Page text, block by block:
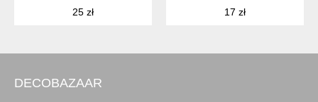
25 zł
17 zł
DECOBAZAAR